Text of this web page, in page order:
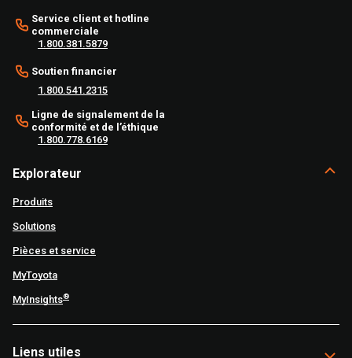
Service client et hotline
commerciale
1.800.381.5879
Soutien financier
1.800.541.2315
Ligne de signalement de la
conformité et de l’éthique
1.800.778.6169
Explorateur
Produits
Solutions
Pièces et service
MyToyota
MyInsights®
Liens utiles